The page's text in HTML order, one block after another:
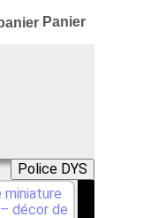
Panier
Police DYS